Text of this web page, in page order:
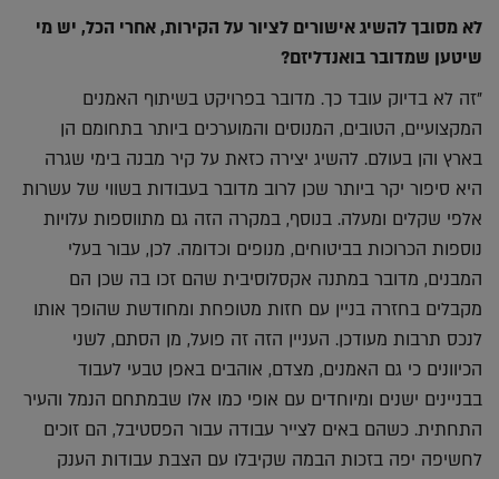
לא מסובך להשיג אישורים לציור על הקירות, אחרי הכל, יש מי
שיטען שמדובר בואנדליזם?
"זה לא בדיוק עובד כך. מדובר בפרויקט בשיתוף האמנים
המקצועיים, הטובים, המנוסים והמוערכים ביותר בתחומם הן
בארץ והן בעולם. להשיג יצירה כזאת על קיר מבנה בימי שגרה
היא סיפור יקר ביותר שכן לרוב מדובר בעבודות בשווי של עשרות
אלפי שקלים ומעלה. בנוסף, במקרה הזה גם מתווספות עלויות
נוספות הכרוכות בביטוחים, מנופים וכדומה. לכן, עבור בעלי
המבנים, מדובר במתנה אקסלוסיבית שהם זכו בה שכן הם
מקבלים בחזרה בניין עם חזות מטופחת ומחודשת שהופך אותו
לנכס תרבות מעודכן. העניין הזה זה פועל, מן הסתם, לשני
הכיוונים כי גם האמנים, מצדם, אוהבים באפן טבעי לעבוד
בבניינים ישנים ומיוחדים עם אופי כמו אלו שבמתחם הנמל והעיר
התחתית. כשהם באים לצייר עבודה עבור הפסטיבל, הם זוכים
לחשיפה יפה בזכות הבמה שקיבלו עם הצבת עבודות הענק